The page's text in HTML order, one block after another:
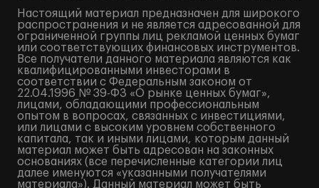
Настоящий материал предназначен для широкого
распространения и не является адресованной для
ограниченной группы лиц рекламой ценных бумаг
или соответствующих финансовых инструментов.
Все получатели данного материала являются как
квалифицированными инвесторами в
соответствии с Федеральным законом от
22.04.1996 № 39-ФЗ «О рынке ценных бумаг»,
лицами, обладающими профессиональным
опытом в вопросах, связанных с инвестициями,
или лицами с высоким уровнем собственного
капитала, так и иными лицами, которым данный
материал может быть адресован на законных
основаниях (все перечисленные категории лиц
далее именуются «указанными получателями
материала»). Данный материал может быть